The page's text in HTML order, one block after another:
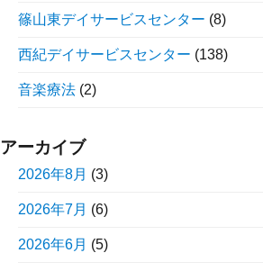
篠山東デイサービスセンター (8)
西紀デイサービスセンター (138)
音楽療法 (2)
アーカイブ
2026年8月 (3)
2026年7月 (6)
2026年6月 (5)